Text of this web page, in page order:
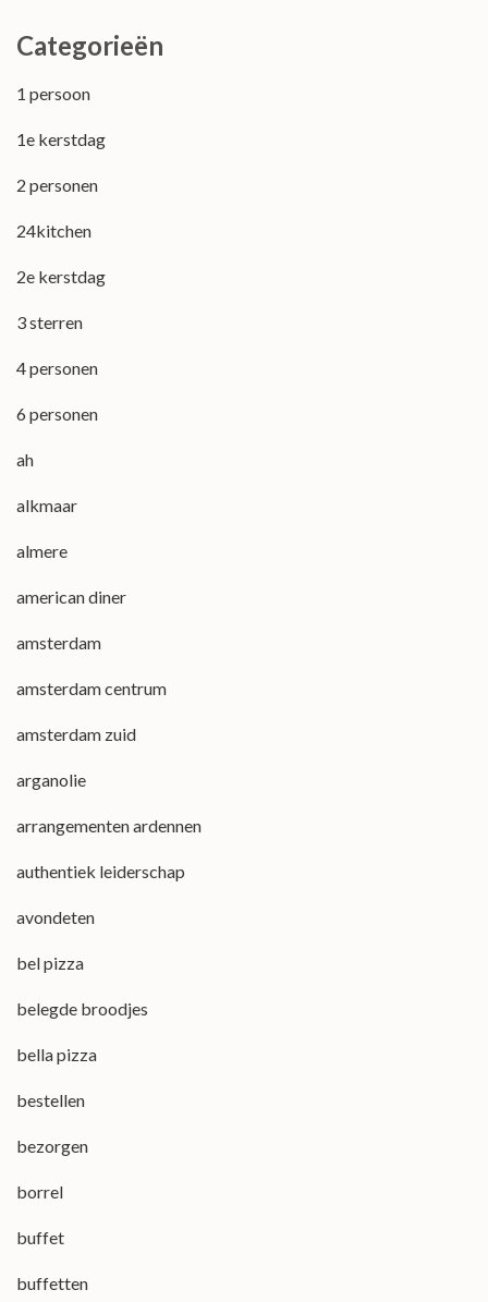
Categorieën
1 persoon
1e kerstdag
2 personen
24kitchen
2e kerstdag
3 sterren
4 personen
6 personen
ah
alkmaar
almere
american diner
amsterdam
amsterdam centrum
amsterdam zuid
arganolie
arrangementen ardennen
authentiek leiderschap
avondeten
bel pizza
belegde broodjes
bella pizza
bestellen
bezorgen
borrel
buffet
buffetten